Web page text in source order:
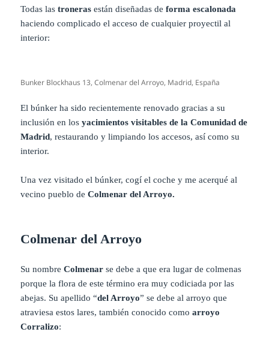
Todas lastroneras están diseñadas de forma escalonada
haciendo complicado el acceso de cualquier proyectil al
interior:
Bunker Blockhaus 13, Colmenar del Arroyo, Madrid, España
El búnker ha sido recientemente renovado gracias a su
inclusión en losyacimientos visitables de la Comunidad de
Madrid, restaurando y limpiando los accesos, así como su
interior.
Una vez visitado el búnker, cogí el coche y me acerqué al
vecino pueblo deColmenar del Arroyo.
Colmenar del Arroyo
Su nombreColmenar se debe a que era lugar de colmenas
porque la flora de este término era muy codiciada por las
abejas. Su apellido “del Arroyo” se debe al arroyo que
atraviesa estos lares, también conocido comoarroyo
Corralizo: